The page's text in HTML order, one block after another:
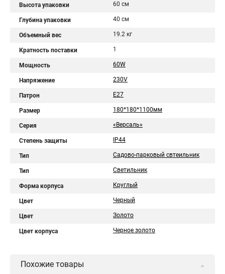
Высота упаковки 60 см
Глубина упаковки 40 см
Объемный вес 19.2 кг
Кратность поставки 1
Мощность 60W
Напряжение 230V
Патрон E27
Размер 180*180*1100мм
Серия «Версаль»
Степень защиты IP44
Тип Садово-парковый свтеильник
Тип Светильник
Форма корпуса Круглый
Цвет Черный
Цвет Золото
Цвет корпуса Черное золото
Похожие товары